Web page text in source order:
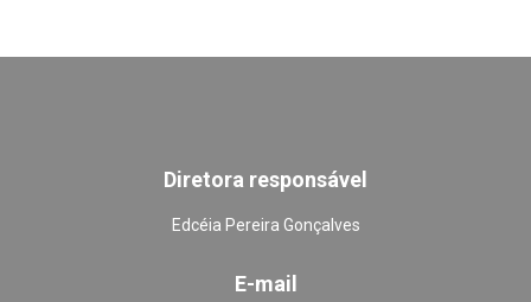
Diretora responsável
Edcéia Pereira Gonçalves
E-mail